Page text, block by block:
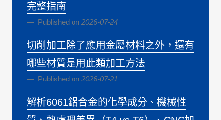
完整指南
Published on 2026-07-24
切削加工除了應用金屬材料之外，還有
哪些材質是用此類加工方法
Published on 2026-07-21
解析6061鋁合金的化學成分、機械性